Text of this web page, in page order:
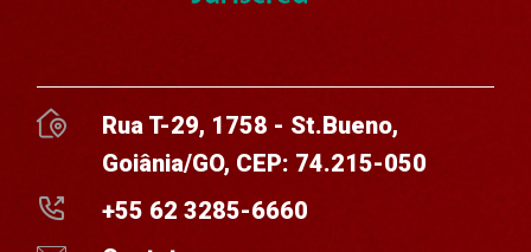
Rua T-29, 1758 - St.Bueno,
Goiânia/GO, CEP: 74.215-050
+55 62 3285-6660